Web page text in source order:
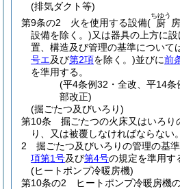
(排気ダクト等)
第9条の2
火を使用する設備( 厨
ちゆう
設備を除く。)又は器具の上方に
置、構造及び管理の基準について
号エ及び第2項を除く。)並びに前
を準用する。
(平4条例32・全改、平14
部改正)
(掘ごたつ及びいろり)
第10条
掘ごたつの火床又はいろり
り、又は被覆しなければならない。
2
掘ごたつ及びいろりの管理の基準
項第1号及び第4号の規定を準用す
(ヒートポンプ冷暖房機)
第10条の2
ヒートポンプ冷暖房機